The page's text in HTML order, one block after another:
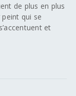
de plus en plus
qui se
et